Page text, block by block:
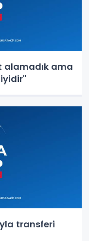
alamadık ama
transferi